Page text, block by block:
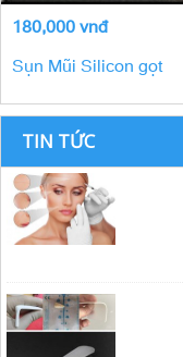
180,000 vnđ
Sụn Mũi Silicon gọt
TIN TỨC